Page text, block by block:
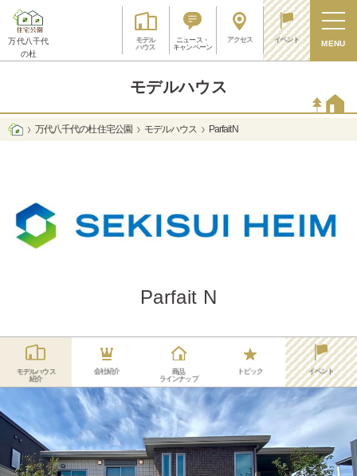
万代八千代
の杜
モデル
ハウス
ニュース・
キャンペーン
アクセス イベント MENU
モデルハウス
万代八千代の杜 住宅公園 モデルハウス Parfait N
Parfait N
モデルハウス
紹介
会社紹介
商品
ラインナップ
トピック イベント